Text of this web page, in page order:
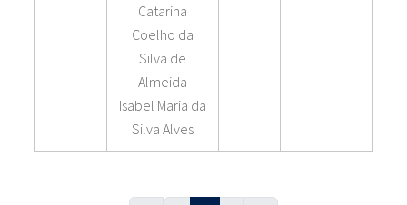
Catarina
Coelho da
Silva de
Almeida
Isabel Maria da
Silva Alves